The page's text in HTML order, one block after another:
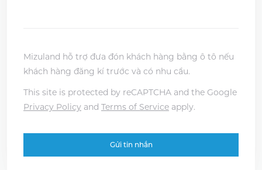
Mizuland hỗ trợ đưa đón khách hàng bằng ô tô nếu
khách hàng đăng kí trước và có nhu cầu.
This site is protected by reCAPTCHA and the Google
Privacy Policy and Terms of Service apply.